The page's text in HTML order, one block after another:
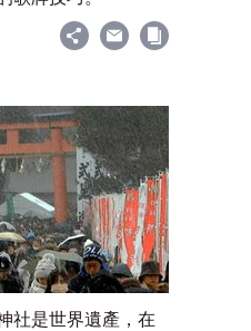
社是世界遺產，在